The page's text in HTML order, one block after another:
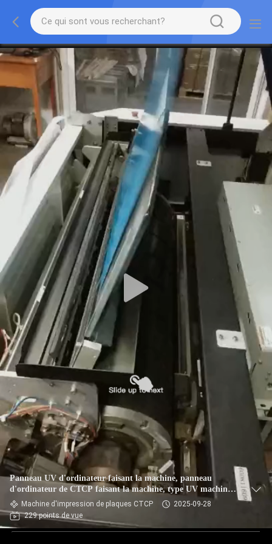
Panneau UV d'ordinateur faisant la machine, panneau
d'ordinateur de CTCP faisant la machine, type UV machine
de PCT,
Machine d'impression de plaques CTCP
2025-09-28
229 points de vue